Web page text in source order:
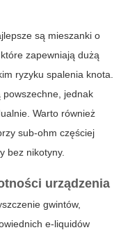
są mieszanki o
zapewniają dużą
ryzyku spalenia knota.
powszechne, jednak
Warto również
sub‑ohm częściej
bez nikotyny.
urządzenia
gwintów,
e‑liquidów